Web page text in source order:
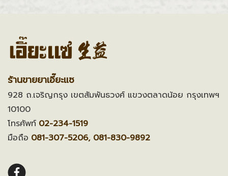
ร้านขายยาเอี๊ยะแซ
928 ถ.เจริญกรุง เขตสัมพันธวงศ์ แขวงตลาดน้อย กรุงเทพฯ
10100
โทรศัพท์ 02-234-1519
มือถือ 081-307-5206, 081-830-9892